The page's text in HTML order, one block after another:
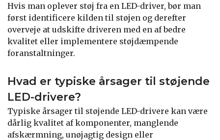
Hvis man oplever støj fra en LED-driver, bør man
først identificere kilden til støjen og derefter
overveje at udskifte driveren med en af bedre
kvalitet eller implementere støjdæmpende
foranstaltninger.
Hvad er typiske årsager til støjende
LED-drivere?
Typiske årsager til støjende LED-drivere kan være
dårlig kvalitet af komponenter, manglende
afskærmning, unøjagtig design eller